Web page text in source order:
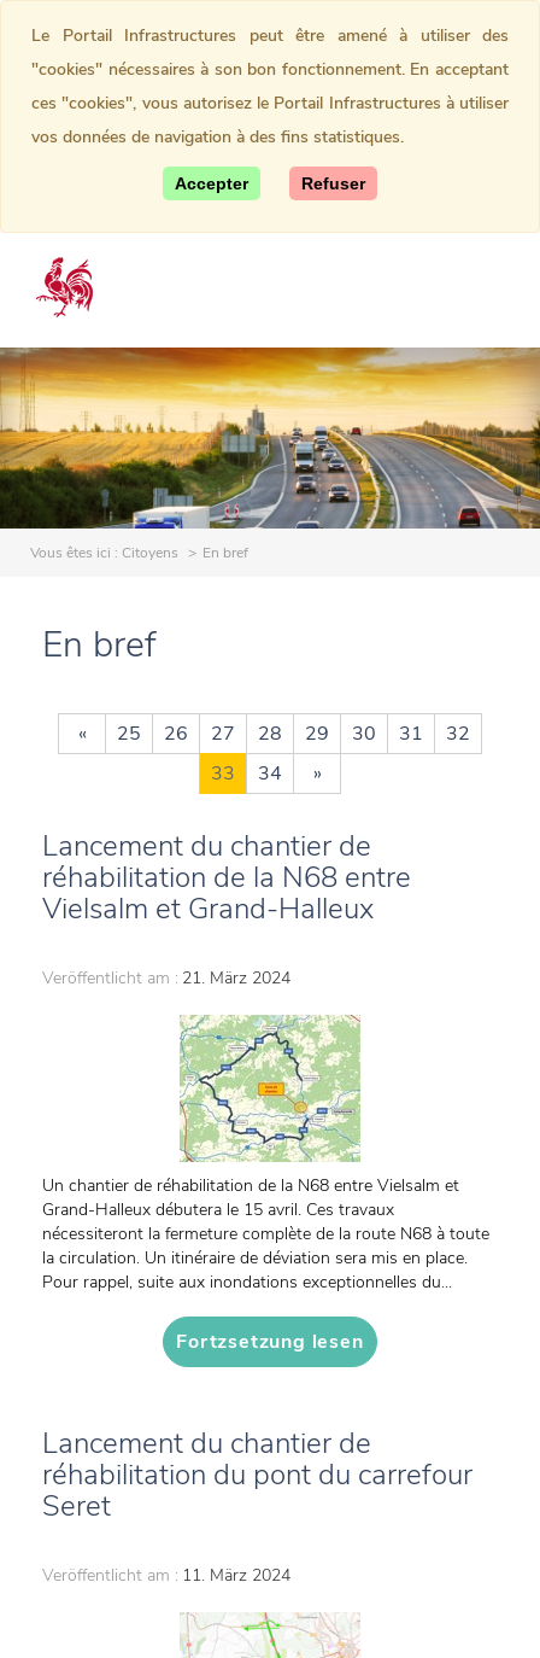
Vous êtes ici : Citoyens En bref
En bref
« 25 26 27 28 29 30 31
32
33
34 »
Lancement du chantier de
réhabilitation de la N68 entre
Vielsalm et Grand-Halleux
Veröffentlicht am : 21. März 2024
Un chantier de réhabilitation de la N68 entre Vielsalm et
Grand-Halleux débutera le 15 avril. Ces travaux
nécessiteront la fermeture complète de la route N68 à toute
la circulation. Un itinéraire de déviation sera mis en place.
Pour rappel, suite aux inondations exceptionnelles du...
Fortzsetzung lesen
Lancement du chantier de
réhabilitation du pont du carrefour
Seret
Veröffentlicht am : 11. März 2024
Le Portail Infrastructures peut être amené à utiliser des
"cookies" nécessaires à son bon fonctionnement. En acceptant
ces "cookies", vous autorisez le Portail Infrastructures à utiliser
vos données de navigation à des fins statistiques.
Accepter Refuser